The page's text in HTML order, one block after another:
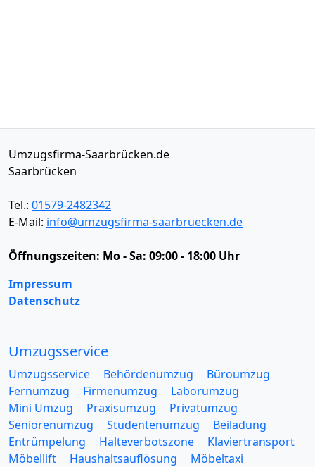
Umzugsfirma-Saarbrücken.de
Saarbrücken
Tel.: 01579-2482342
E-Mail: info@umzugsfirma-saarbruecken.de
Öffnungszeiten: Mo - Sa: 09:00 - 18:00 Uhr
Impressum
Datenschutz
Umzugsservice
Umzugsservice Behördenumzug
Büroumzug
Fernumzug
Firmenumzug
Laborumzug
Mini Umzug
Praxisumzug
Privatumzug
Seniorenumzug
Studentenumzug
Beiladung
Entrümpelung
Halteverbotszone
Klaviertransport
Möbellift
Haushaltsauflösung
Möbeltaxi